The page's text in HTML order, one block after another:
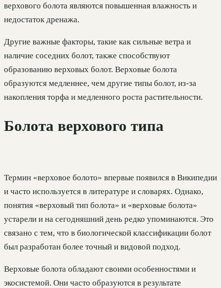
верхового болота являются повышенная влажность и
недостаток дренажа.
Другие важные факторы, такие как сильные ветра и
наличие соседних болот, также способствуют
образованию верховых болот. Верховые болота
образуются медленнее, чем другие типы болот, из-за
накопления торфа и медленного роста растительности.
Болота верхового типа
Термин «верховое болото» впервые появился в Википедии
и часто используется в литературе и словарях. Однако,
понятия «верховый тип болота» и «верховые болота»
устарели и на сегодняшний день редко упоминаются. Это
связано с тем, что в биологической классификации болот
был разработан более точный и видовой подход.
Верховые болота обладают своими особенностями и
экосистемой. Они часто образуются в результате